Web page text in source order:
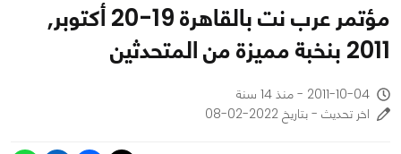
مؤتمر عرب نت بالقاهرة 19-20 أكتوبر,
2011 بنخبة مميزة من المتحدثين
2011-10-04 - منذ 14 سنة
اخر تحديث - بتاريخ 2022-02-08